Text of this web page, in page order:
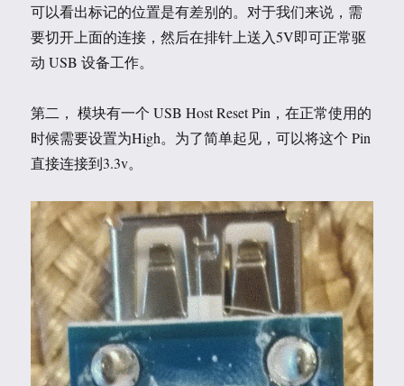
可以看出标记的位置是有差别的。对于我们来说，需
要切开上面的连接，然后在排针上送入5V即可正常驱
动 USB 设备工作。
第二， 模块有一个 USB Host Reset Pin，在正常使用的
时候需要设置为High。为了简单起见，可以将这个 Pin
直接连接到3.3v。